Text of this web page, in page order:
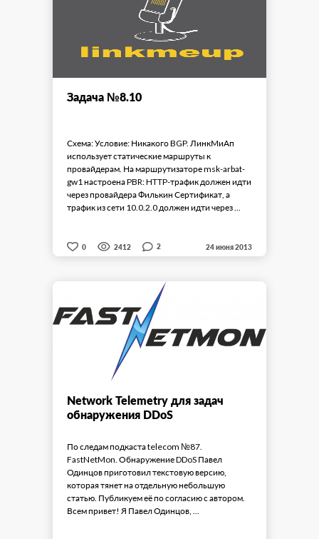
Задача №8.10
Схема: Условие: Никакого BGP. ЛинкМиАп
использует статические маршруты к
провайдерам. На маршрутизаторе msk-arbat-
gw1 настроена PBR: HTTP-трафик должен идти
через провайдера Филькин Сертификат, а
трафик из сети 10.0.2.0 должен идти через ...
0 2412 2 24 июня 2013
Network Telemetry для задач
обнаружения DDoS
По следам подкаста telecom №87.
FastNetMon. Обнаружение DDoS Павел
Одинцов приготовил текстовую версию,
которая тянет на отдельную небольшую
статью. Публикуем её по согласию с автором.
Всем привет! Я Павел Одинцов, ...